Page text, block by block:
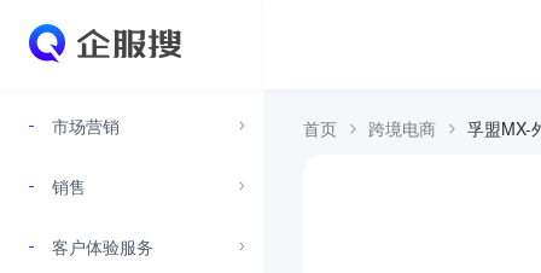
市场营销
销售
客户体验服务
首页 跨境电商 孚盟MX-